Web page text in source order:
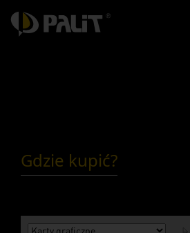
Gdzie kupić?